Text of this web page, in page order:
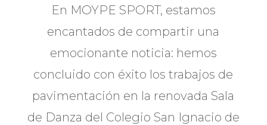
En MOYPE SPORT, estamos
encantados de compartir una
emocionante noticia: hemos
concluido con éxito los trabajos de
pavimentación en la renovada Sala
de Danza del Colegio San Ignacio de